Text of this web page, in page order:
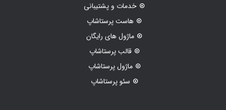
خدمات و پشتیبانی
هاست پرستاشاپ
ماژول های رایگان
قالب پرستاشاپ
ماژول پرستاشاپ
سئو پرستاشاپ